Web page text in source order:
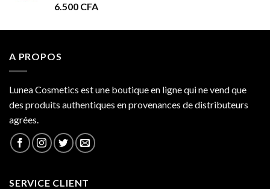
6.500 CFA
A PROPOS
Lunea Cosmetics est une boutique en ligne qui ne vend que
des produits authentiques en provenances de distributeurs
agrées.
SERVICE CLIENT